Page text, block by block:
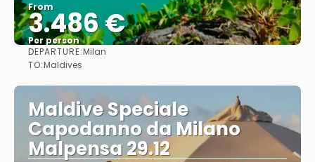
From
3.486 €
Per person
DEPARTURE:Milan
TO:Maldives
Maldive Speciale
Capodanno da Milano
Malpensa 29.12